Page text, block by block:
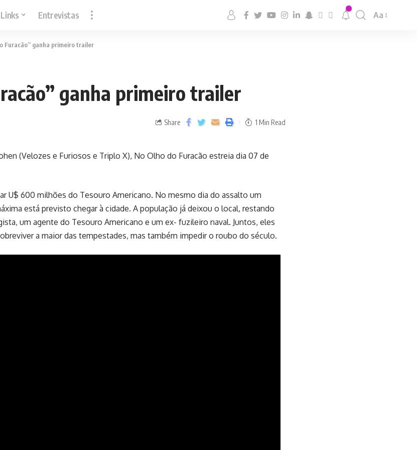
Links Entrevistas Aa
Furacão” ganha primeiro trailer
ganha primeiro trailer
Share 1 Min Read
(Velozes e Furiosos e Triplo X), No Olho do Furacão estreia dia 07 de
U$​ ​600 milhões do Tesouro Americano. No mesmo dia do assalto um
está previsto chegar à cidade​. A população já deixou o local, restando
um agente do Tesouro Americano e um ex- fuzileiro naval. Juntos, eles
a maior das tempestades, mas também impedir o roubo do século.